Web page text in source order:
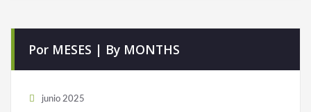
Por MESES | By MONTHS
junio 2025